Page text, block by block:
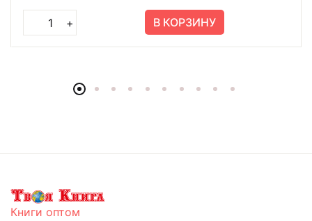
+ В КОРЗИНУ
Книги оптом